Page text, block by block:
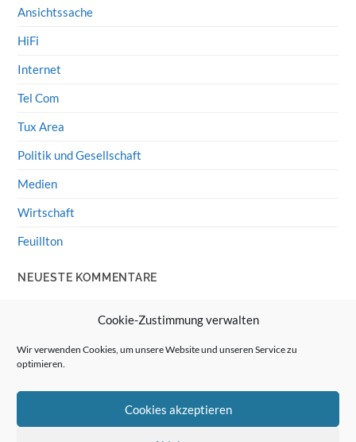
Cookie-Zustimmung verwalten
Wir verwenden Cookies, um unsere Website und unseren Service zu
optimieren.
Cookies akzeptieren
Ansichtssache
HiFi
Internet
Tel Com
Tux Area
Politik und Gesellschaft
Medien
Wirtschaft
Feuillton
NEUESTE KOMMENTARE
Wolff von Rechenberg
Linux Mint: Google Drive integrieren
HiFi-Klassiker: Celestion 3